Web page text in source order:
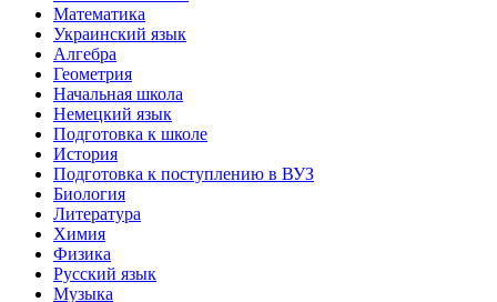
Математика
Украинский язык
Алгебра
Геометрия
Начальная школа
Немецкий язык
Подготовка к школе
История
Подготовка к поступлению в ВУЗ
Биология
Литература
Химия
Физика
Русский язык
Музыка